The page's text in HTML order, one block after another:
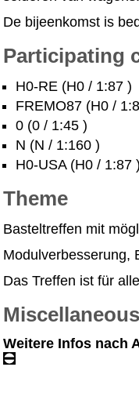
De bijeenkomst is
Participating
H0-RE (H0 / 1:87 )
FREMO87 (H0 /
0 (0 / 1:45 )
N (N / 1:160 )
H0-USA (H0 / 1:87
Theme
Basteltreffen mit
Modulverbesserung,
Das Treffen ist für
Miscellaneous
Weitere Infos nach